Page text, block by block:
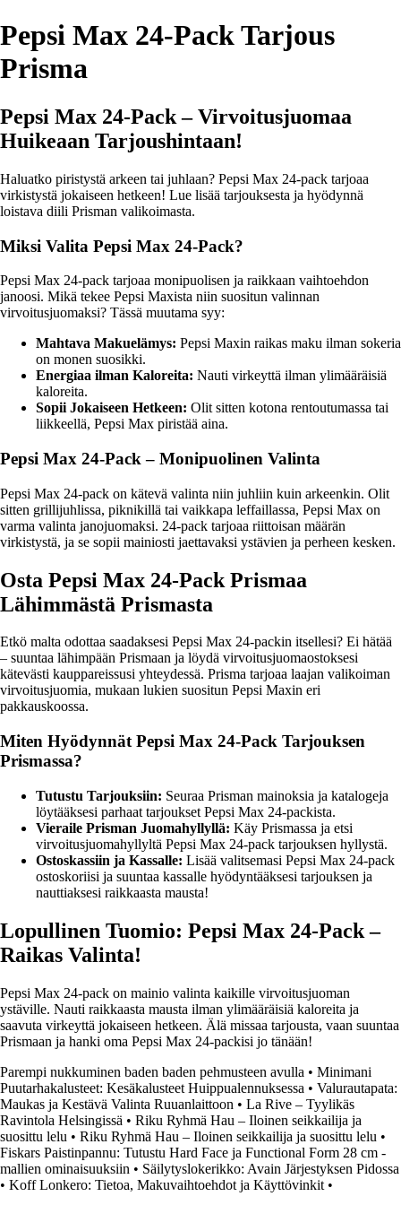
Pepsi Max 24-Pack Tarjous
Prisma
Pepsi Max 24-Pack – Virvoitusjuomaa
Huikeaan Tarjoushintaan!
Haluatko piristystä arkeen tai juhlaan? Pepsi Max 24-pack tarjoaa
virkistystä jokaiseen hetkeen! Lue lisää tarjouksesta ja hyödynnä
loistava diili Prisman valikoimasta.
Miksi Valita Pepsi Max 24-Pack?
Pepsi Max 24-pack tarjoaa monipuolisen ja raikkaan vaihtoehdon
janoosi. Mikä tekee Pepsi Maxista niin suositun valinnan
virvoitusjuomaksi? Tässä muutama syy:
Mahtava Makuelämys: Pepsi Maxin raikas maku ilman sokeria
on monen suosikki.
Energiaa ilman Kaloreita: Nauti virkeyttä ilman ylimääräisiä
kaloreita.
Sopii Jokaiseen Hetkeen: Olit sitten kotona rentoutumassa tai
liikkeellä, Pepsi Max piristää aina.
Pepsi Max 24-Pack – Monipuolinen Valinta
Pepsi Max 24-pack on kätevä valinta niin juhliin kuin arkeenkin. Olit
sitten grillijuhlissa, piknikillä tai vaikkapa leffaillassa, Pepsi Max on
varma valinta janojuomaksi. 24-pack tarjoaa riittoisan määrän
virkistystä, ja se sopii mainiosti jaettavaksi ystävien ja perheen kesken.
Osta Pepsi Max 24-Pack Prismaa
Lähimmästä Prismasta
Etkö malta odottaa saadaksesi Pepsi Max 24-packin itsellesi? Ei hätää
– suuntaa lähimpään Prismaan ja löydä virvoitusjuomaostoksesi
kätevästi kauppareissusi yhteydessä. Prisma tarjoaa laajan valikoiman
virvoitusjuomia, mukaan lukien suositun Pepsi Maxin eri
pakkauskoossa.
Miten Hyödynnät Pepsi Max 24-Pack Tarjouksen
Prismassa?
Tutustu Tarjouksiin: Seuraa Prisman mainoksia ja katalogeja
löytääksesi parhaat tarjoukset Pepsi Max 24-packista.
Vieraile Prisman Juomahyllyllä: Käy Prismassa ja etsi
virvoitusjuomahyllyltä Pepsi Max 24-pack tarjouksen hyllystä.
Ostoskassiin ja Kassalle: Lisää valitsemasi Pepsi Max 24-pack
ostoskoriisi ja suuntaa kassalle hyödyntääksesi tarjouksen ja
nauttiaksesi raikkaasta mausta!
Lopullinen Tuomio: Pepsi Max 24-Pack –
Raikas Valinta!
Pepsi Max 24-pack on mainio valinta kaikille virvoitusjuoman
ystäville. Nauti raikkaasta mausta ilman ylimääräisiä kaloreita ja
saavuta virkeyttä jokaiseen hetkeen. Älä missaa tarjousta, vaan suuntaa
Prismaan ja hanki oma Pepsi Max 24-packisi jo tänään!
Parempi nukkuminen baden baden pehmusteen avulla • Minimani
Puutarhakalusteet: Kesäkalusteet Huippualennuksessa • Valurautapata:
Maukas ja Kestävä Valinta Ruuanlaittoon • La Rive – Tyylikäs
Ravintola Helsingissä • Riku Ryhmä Hau – Iloinen seikkailija ja
suosittu lelu • Riku Ryhmä Hau – Iloinen seikkailija ja suosittu lelu •
Fiskars Paistinpannu: Tutustu Hard Face ja Functional Form 28 cm -
mallien ominaisuuksiin • Säilytyslokerikko: Avain Järjestyksen Pidossa
• Koff Lonkero: Tietoa, Makuvaihtoehdot ja Käyttövinkit •